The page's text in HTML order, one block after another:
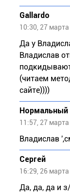
Gallardo
10:30, 27
Да у
Владислав
(читаем
сайте))))
Нормальный
11:57, 27
Владислав
Сергей
16:29, 26
Да, да, да и